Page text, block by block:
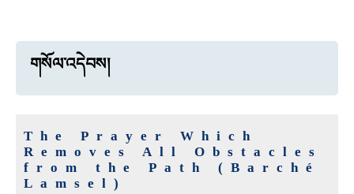
གསོལ་འདེབས།
The Prayer Which
Removes All Obstacles
from the Path (Barché
Lamsel)